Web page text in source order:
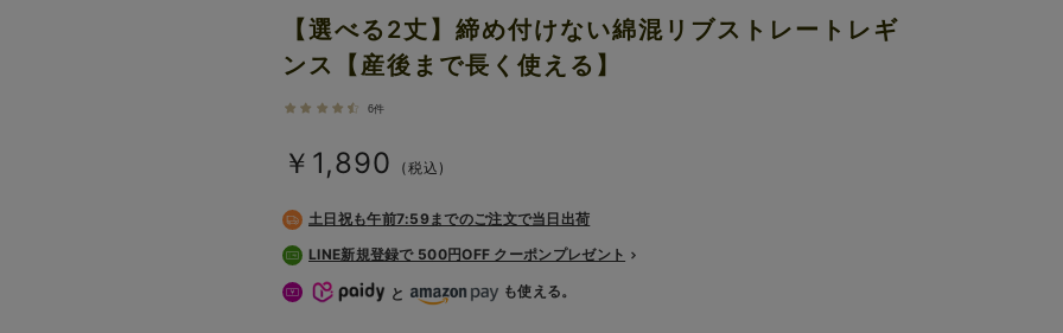
【選べる2丈】締め付けない綿混リブストレートレギ
ンス【産後まで長く使える】
6件
￥1,890 (税込)
土日祝も午前7:59までのご注文で当日出荷
LINE新規登録で 500円OFF クーポンプレゼント
と も使える。